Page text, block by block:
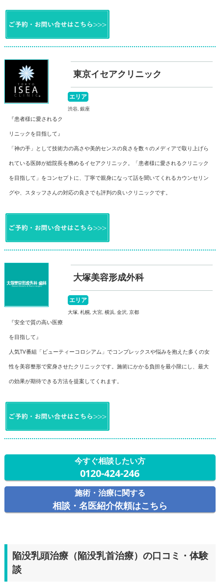
東京イセアクリニック
エリア
渋谷, 銀座
『患者様に愛されるク
リニックを目指して』
「神の手」として技術力の高さや美的センスの良さを数々のメディアで取り上げら
れている医師が総院長を務めるイセアクリニック。「患者様に愛されるクリニック
を目指して」をコンセプトに、丁寧で親身になって話を聞いてくれるカウンセリン
グや、スタッフさんの対応の良さでも評判の良いクリニックです。
大塚美容形成外科
エリア
大塚, 札幌, 大宮, 横浜, 金沢, 京都
『安全で質の高い医療
を目指して』
人気TV番組「ビューティーコロシアム」でコンプレックスや悩みを抱えた多くの女
性を美容整形で変身させたクリニックです。施術にかかる負担を最小限にし、最大
の効果が期待できる方法を提案してくれます。
今すぐ相談したい方
0120-424-246
施術・治療に関する
相談・名医紹介依頼はこちら
陥没乳頭治療（陥没乳首治療）の口コミ・体験
談